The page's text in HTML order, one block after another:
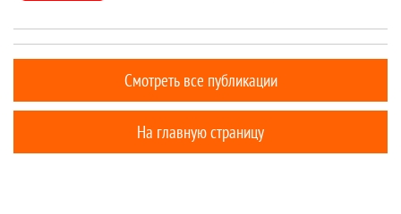
Смотреть все публикации
На главную страницу